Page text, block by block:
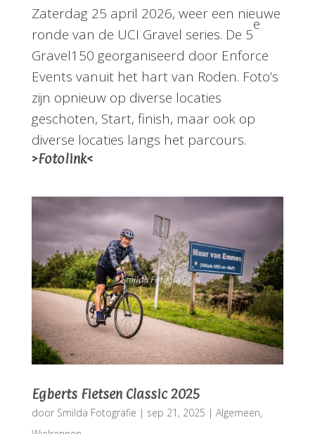
Zaterdag 25 april 2026, weer een nieuwe
ronde van de UCI Gravel series. De 5
e
Gravel150 georganiseerd door Enforce
Events vanuit het hart van Roden. Foto’s
zijn opnieuw op diverse locaties
geschoten, Start, finish, maar ook op
diverse locaties langs het parcours.
>Fotolink<
Egberts Fietsen Classic 2025
door Smilda Fotografie | sep 21, 2025 | Algemeen,